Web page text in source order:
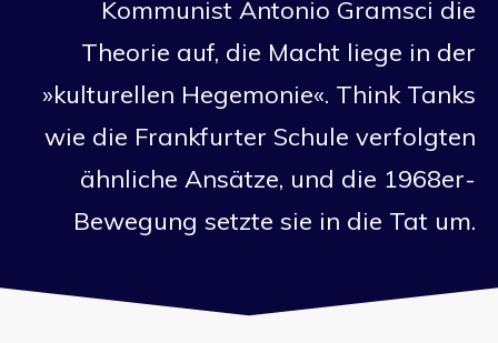
Kommunist Antonio Gramsci die
Theorie auf, die Macht liege in der
»kulturellen Hegemonie«. Think Tanks
wie die Frankfurter Schule verfolgten
ähnliche Ansätze, und die 1968er-
Bewegung setzte sie in die Tat um.